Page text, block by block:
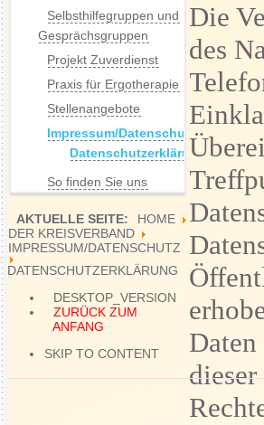
Die
des
Selbsthilfegruppen und
Gesprächsgruppen
Projekt Zuverdienst
Praxis für Ergotherapie
Stellenangebote
Impressum/Datenschutz
Datenschutzerklärung
So finden Sie uns
AKTUELLE SEITE:
HOME
DER KREISVERBAND
IMPRESSUM/DATENSCHUTZ
DATENSCHUTZERKLÄRUNG
DESKTOP_VERSION
ZURÜCK ZUM
ANFANG
SKIP TO CONTENT